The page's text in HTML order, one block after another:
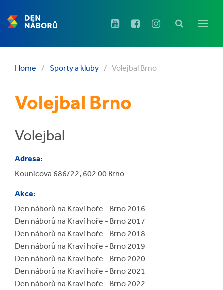
Home / Sporty a kluby / Volejbal Brno
Volejbal Brno
Volejbal
Adresa:
Kounicova 686/22, 602 00 Brno
Akce:
Den náborů na Kraví hoře - Brno 2016
Den náborů na Kraví hoře - Brno 2017
Den náborů na Kraví hoře - Brno 2018
Den náborů na Kraví hoře - Brno 2019
Den náborů na Kraví hoře - Brno 2020
Den náborů na Kraví hoře - Brno 2021
Den náborů na Kraví hoře - Brno 2022